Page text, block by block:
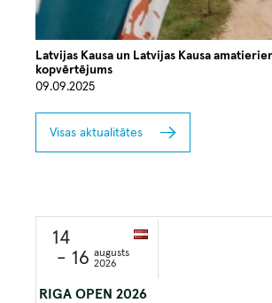
Latvijas Kausa un Latvijas Kausa
kopvērtējums
09.09.2025
Visas aktualitātes
14
- 16 augusts
2026
RIGA OPEN 2026